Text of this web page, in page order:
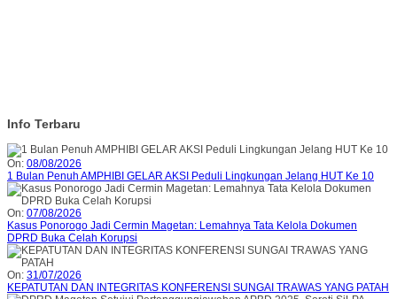
Info Terbaru
On: 08/08/2026
1 Bulan Penuh AMPHIBI GELAR AKSI Peduli Lingkungan Jelang HUT Ke 10
On: 07/08/2026
Kasus Ponorogo Jadi Cermin Magetan: Lemahnya Tata Kelola Dokumen
DPRD Buka Celah Korupsi
On: 31/07/2026
KEPATUTAN DAN INTEGRITAS KONFERENSI SUNGAI TRAWAS YANG PATAH